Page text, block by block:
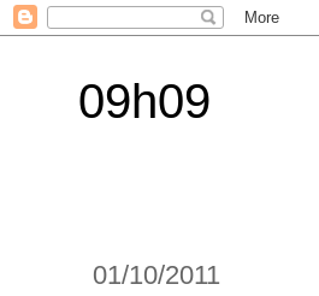
09h09
01/10/2011